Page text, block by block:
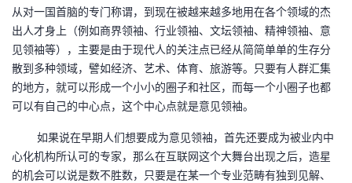
从对一国首脑的专门称谓，到现在被越来越多地用在各个领域的杰
出人才身上（例如商界领袖、行业领袖、文坛领袖、精神领袖、意
见领袖等），主要是由于现代人的关注点已经从简简单单的生存分
散到多种领域，譬如经济、艺术、体育、旅游等。只要有人群汇集
的地方，就可以形成一个小小的圈子和社区，而每一个小圈子也都
可以有自己的中心点，这个中心点就是意见领袖。
如果说在早期人们想要成为意见领袖，首先还要成为被业内中
心化机构所认可的专家，那么在互联网这个大舞台出现之后，造星
的机会可以说是数不胜数，只要是在某一个专业范畴有独到见解、